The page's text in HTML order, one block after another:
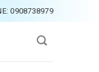
0908738979